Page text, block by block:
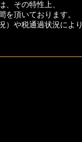
、その特性上、
頂いております。
）や税通過状況により